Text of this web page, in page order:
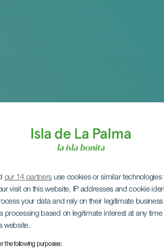
our 14 partners use cookies or similar
visit on this website, IP addresses and cookie
your data and rely on their legitimate
processing based on legitimate interest at any
website.
the following purposes:
de Garafía